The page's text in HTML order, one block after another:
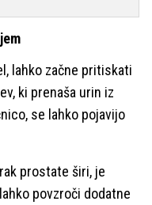
lahko začne pritiskati
ki prenaša urin iz
se lahko pojavijo
prostate širi, je
povzroči dodatne